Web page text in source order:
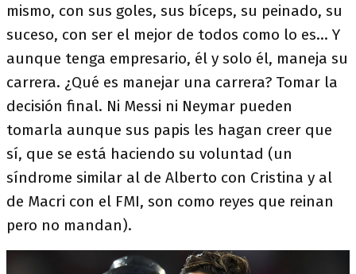
mismo, con sus goles, sus bíceps, su peinado, su
suceso, con ser el mejor de todos como lo es... Y
aunque tenga empresario, él y solo él, maneja su
carrera. ¿Qué es manejar una carrera? Tomar la
decisión final. Ni Messi ni Neymar pueden
tomarla aunque sus papis les hagan creer que
sí, que se está haciendo su voluntad (un
síndrome similar al de Alberto con Cristina y al
de Macri con el FMI, son como reyes que reinan
pero no mandan).